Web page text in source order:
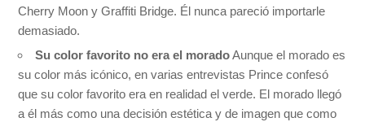
Cherry Moon y Graffiti Bridge. Él nunca pareció importarle
demasiado.
Su color favorito no era el moradoAunque el morado es
su color más icónico, en varias entrevistas Prince confesó
que su color favorito era en realidad el verde. El morado llegó
a él más como una decisión estética y de imagen que como